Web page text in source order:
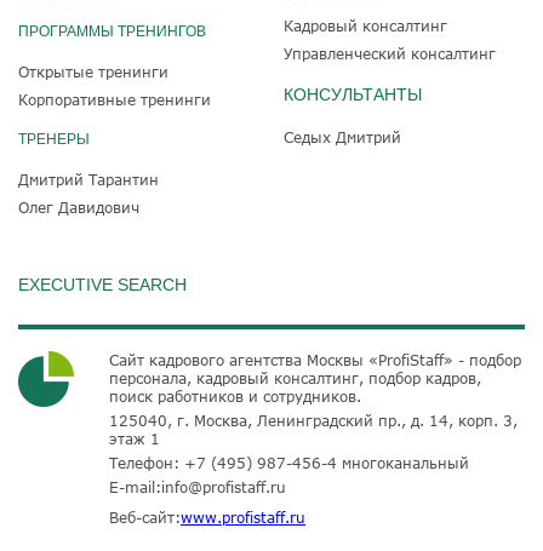
ПРОГРАММЫ ТРЕНИНГОВ
Открытые тренинги
Корпоративные тренинги
ТРЕНЕРЫ
Дмитрий Тарантин
Олег Давидович
Кадровый консалтинг
Управленческий консалтинг
КОНСУЛЬТАНТЫ
Седых Дмитрий
EXECUTIVE SEARCH
Сайт кадрового агентства Москвы «ProfiStaff» - подбор
персонала, кадровый консалтинг, подбор кадров,
поиск работников и сотрудников.
125040, г. Москва, Ленинградский пр., д. 14, корп. 3,
этаж 1
Телефон: +7 (495) 987-456-4 многоканальный
E-mail:info@profistaff.ru
Веб-сайт:www.profistaff.ru